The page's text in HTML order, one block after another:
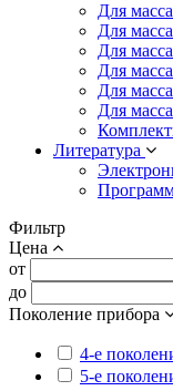
Для
Для
Для
Для
Для
Для
Литература
Фильтр
Цена
от
до
Поколение прибора
4-е
5-е